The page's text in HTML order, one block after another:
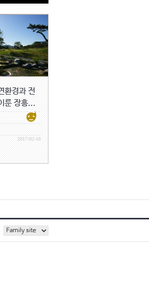
환경과 전
룬 장흥...
2017-02-16